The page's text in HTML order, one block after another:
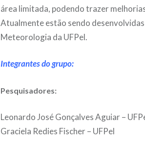
área limitada, podendo trazer
Atualmente estão sendo
Meteorologia da UFPel.
Integrantes do grupo:
Pesquisadores:
Leonardo José Gonçalves Aguiar –
Graciela Redies Fischer – UFPel